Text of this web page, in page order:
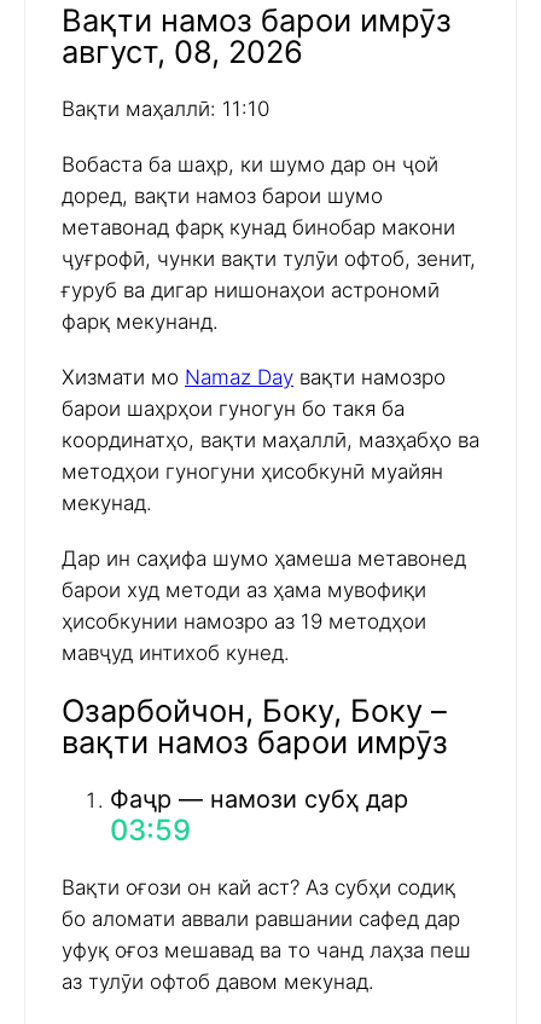
Вақти намоз барои имрӯз
август, 08, 2026
Вақти маҳаллӣ: 11:10
Вобаста ба шаҳр, ки шумо дар он ҷой
доред, вақти намоз барои шумо
метавонад фарқ кунад бинобар макони
ҷуғрофӣ, чунки вақти тулӯи офтоб, зенит,
ғуруб ва дигар нишонаҳои астрономӣ
фарқ мекунанд.
Хизмати мо Namaz Day вақти намозро
барои шаҳрҳои гуногун бо такя ба
координатҳо, вақти маҳаллӣ, мазҳабҳо ва
методҳои гуногуни ҳисобкунӣ муайян
мекунад.
Дар ин саҳифа шумо ҳамеша метавонед
барои худ методи аз ҳама мувофиқи
ҳисобкунии намозро аз 19 методҳои
мавҷуд интихоб кунед.
Озарбойчон, Боку, Боку –
вақти намоз барои имрӯз
Фаҷр — намози субҳ дар
03:59
Вақти оғози он кай аст? Аз субҳи содиқ
бо аломати аввали равшании сафед дар
уфуқ оғоз мешавад ва то чанд лаҳза пеш
аз тулӯи офтоб давом мекунад.